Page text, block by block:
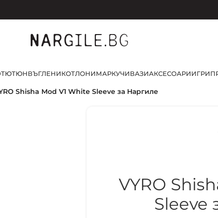
ТЮТЮНВЪГЛЕНИКОТЛОНИМАРКУЧИВАЗИАКСЕСОАРИИГРИ
Shisha Mod V1 White Sleeve за Наргиле
VYRO
Sleeve